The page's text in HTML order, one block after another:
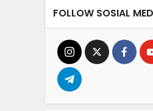
FOLLOW SOSIAL